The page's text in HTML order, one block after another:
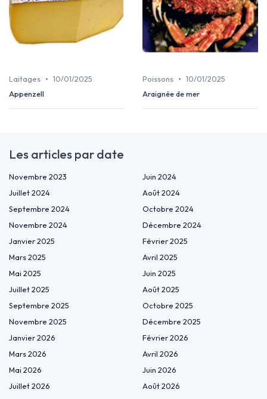
Laitages • 10/01/2025
Appenzell
Poissons • 10/01/2025
Araignée de mer
Les articles par date
Novembre 2023
Juin 2024
Juillet 2024
Août 2024
Septembre 2024
Octobre 2024
Novembre 2024
Décembre 2024
Janvier 2025
Février 2025
Mars 2025
Avril 2025
Mai 2025
Juin 2025
Juillet 2025
Août 2025
Septembre 2025
Octobre 2025
Novembre 2025
Décembre 2025
Janvier 2026
Février 2026
Mars 2026
Avril 2026
Mai 2026
Juin 2026
Juillet 2026
Août 2026